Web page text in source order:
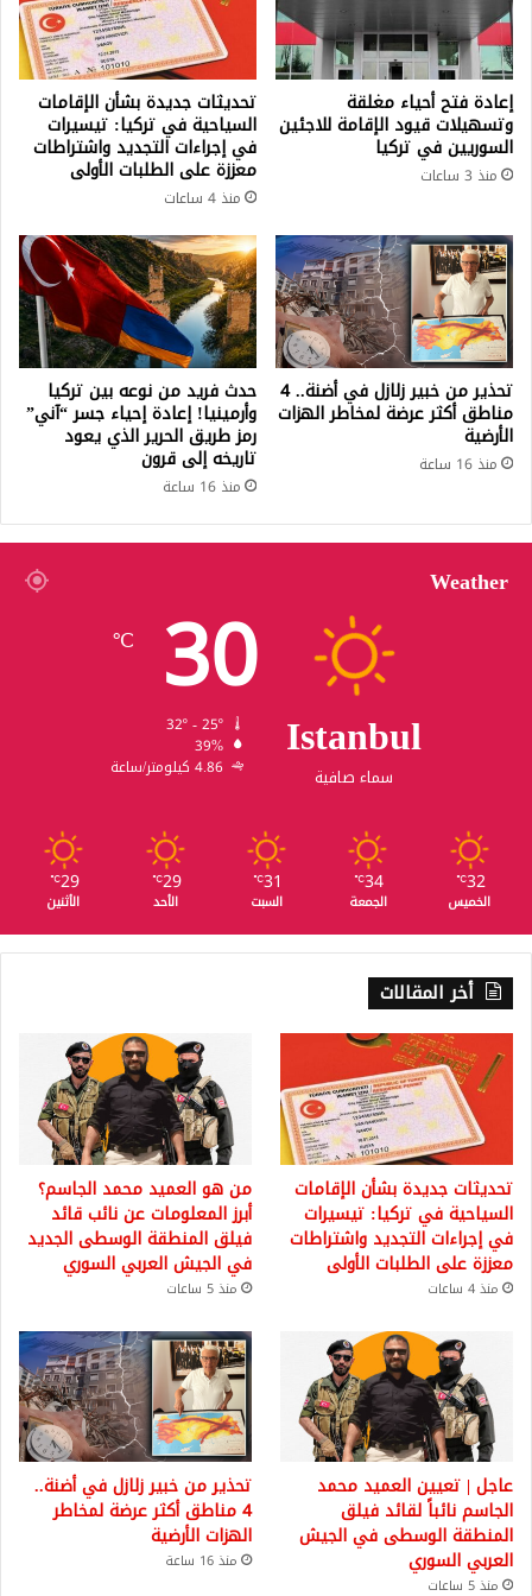
إعادة فتح أحياء مغلقة
وتسهيلات قيود الإقامة للاجئين
السوريين في تركيا
منذ 3 ساعات
تحديثات جديدة بشأن الإقامات
السياحية في تركيا: تيسيرات
في إجراءات التجديد واشتراطات
معززة على الطلبات الأولى
منذ 4 ساعات
تحذير من خبير زلازل في أضنة.. 4
مناطق أكثر عرضة لمخاطر الهزات
الأرضية
منذ 16 ساعة
حدث فريد من نوعه بين تركيا
وأرمينيا! إعادة إحياء جسر “آني”
رمز طريق الحرير الذي يعود
تاريخه إلى قرون
منذ 16 ساعة
Weather
Istanbul
سماء صافية
30
℃
39%
4.86 كيلومتر/ساعة
32
℃
الخميس
34
℃
الجمعة
31
℃
السبت
29
℃
الأحد
29
℃
الأثنين
أخر المقالات
تحديثات جديدة بشأن الإقامات
السياحية في تركيا: تيسيرات
في إجراءات التجديد واشتراطات
معززة على الطلبات الأولى
منذ 4 ساعات
من هو العميد محمد الجاسم؟
أبرز المعلومات عن نائب قائد
فيلق المنطقة الوسطى الجديد
في الجيش العربي السوري
منذ 5 ساعات
عاجل | تعيين العميد محمد
الجاسم نائباً لقائد فيلق
المنطقة الوسطى في الجيش
العربي السوري
منذ 5 ساعات
تحذير من خبير زلازل في أضنة..
4 مناطق أكثر عرضة لمخاطر
الهزات الأرضية
منذ 16 ساعة